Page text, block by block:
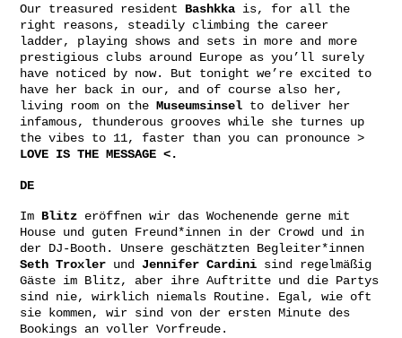
Our treasured resident Bashkka is, for all the
right reasons, steadily climbing the career
ladder, playing shows and sets in more and more
prestigious clubs around Europe as you’ll surely
have noticed by now. But tonight we’re excited to
have her back in our, and of course also her,
living room on the Museumsinsel to deliver her
infamous, thunderous grooves while she turnes up
the vibes to 11, faster than you can pronounce >
LOVE IS THE MESSAGE <.
DE
Im Blitz eröffnen wir das Wochenende gerne mit
House und guten Freund*innen in der Crowd und in
der DJ-Booth. Unsere geschätzten Begleiter*innen
Seth Troxler und Jennifer Cardini sind regelmäßig
Gäste im Blitz, aber ihre Auftritte und die Partys
sind nie, wirklich niemals Routine. Egal, wie oft
sie kommen, wir sind von der ersten Minute des
Bookings an voller Vorfreude.